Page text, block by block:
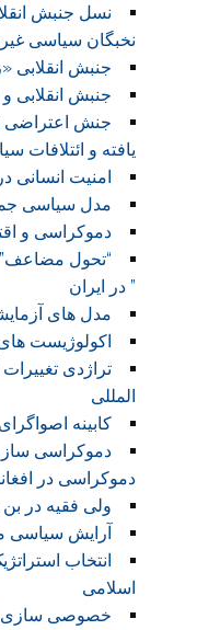
نسل جنبش
نخبگان سیاسی
جنبش انقلابی
جنبش
جنش اعتراضی
یافته و ائتلافات
امنیت انسانی
مدل سیاسی
دموکراسی و
“تحول مضاعف”
” در ایران
مدل های
اکولوژیست های
تراژدی
المللی
کابینه
دموکراسی
دموکراسی در
ولی فقیه در
آرایش سیاسی
انتخاب
اسلامی
خصوصی سازی